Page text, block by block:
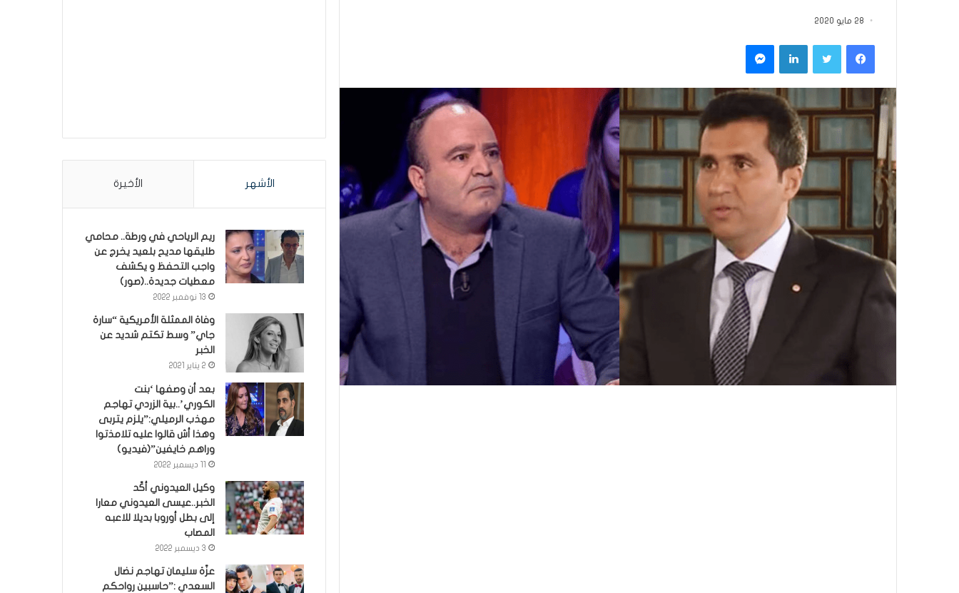
28 مايو 2020
فيسبوكتويتر لينكدإن ماسنجر
الأشهر الأخيرة
ريم الرياحي في ورطة.. محامي
طليقها مديح بلعيد يخرج عن
واجب التحفظ و يكشف
معطيات جديدة..(صور)
13 نوفمبر 2022
وفاة الممثلة الأمريكية “سارة
جاي” وسط تكتم شديد عن
الخبر
2 يناير 2021
بعد أن وصفها ‘بنت
الكوري’..بية الزردي تهاجم
مهذب الرميلي:”يلزم يتربى
وهذا أش قالوا عليه تلامذتوا
وراهم خايفين”(فيديو)
وكيل العيدوني أكّد
الخبر..عيسى العيدوني معارا
إلى بطل أوروبا بديلا للاعبه
المصاب
3 ديسمبر 2022
عزّة سليمان تهاجم نضال
السعدي :”حاسبين رواحكم